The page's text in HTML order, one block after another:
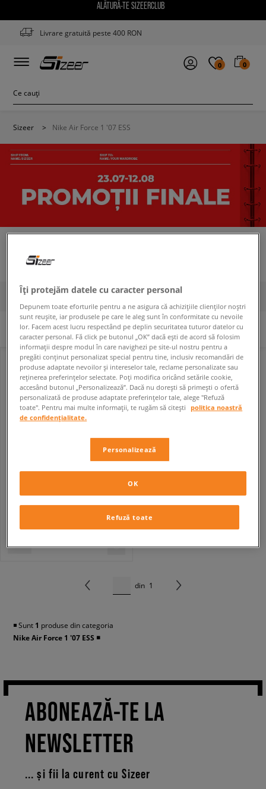
ALĂTURĂ-TE SIZEERCLUB
Livrare gratuită peste 400 RON
0 0
Sizeer > Nike Air Force 1 '07 ESS
NIKE AIR FORCE 1 '07 ESS
FILTREAZĂ SORTEAZĂ
Niciun filtru selectat
bărbați
din 1
◾️ Sunt 1 produse din categoria
Nike Air Force 1 '07 ESS ◾️
ABONEAZĂ-TE LA
NEWSLETTER
... și fii la curent cu Sizeer
Îți protejăm datele cu caracter personal
Depunem toate eforturile pentru a ne asigura că achizițiile clienților noștri
sunt reușite, iar produsele pe care le aleg sunt în conformitate cu nevoile
lor. Facem acest lucru respectând pe deplin securitatea tuturor datelor cu
caracter personal. Fă click pe butonul „OK” dacă ești de acord să folosim
informații despre modul în care navighezi pe site-ul nostru pentru a
pregăti conținut personalizat special pentru tine, inclusiv recomandări de
produse adaptate nevoilor și intereselor tale, reclame personalizate sau
reținerea preferințelor selectate. Poți modifica oricând setările cookie,
accesând butonul „Personalizează”. Dacă nu dorești să primești o ofertă
personalizată de produse adaptate preferințelor tale, alege "Refuză
toate". Pentru mai multe informații, te rugăm să citești
politica noastră
de confidențialitate.
Personalizează
Refuză toate
OK